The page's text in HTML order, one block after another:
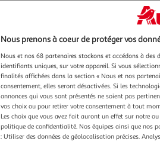
Nous prenons à coeur de protéger vos
Nous et nos 68 partenaires stockons et accédons à des
identifiants uniques, sur votre appareil. Si vous
finalités affichées dans la section « Nous et nos
consentement, elles seront désactivées. Si les
annonces qui vous sont présentés ne soient pas
vos choix ou pour retirer votre consentement à tout
Les choix que vous avez fait auront un effet sur notre
politique de confidentialité. Nos équipes ainsi que nos
: Utiliser des données de géolocalisation précises.